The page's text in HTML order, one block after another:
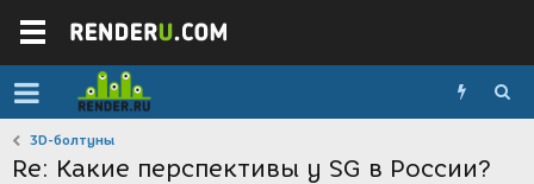
3D-болтуны
Re: Какие перспективы у SG в России?